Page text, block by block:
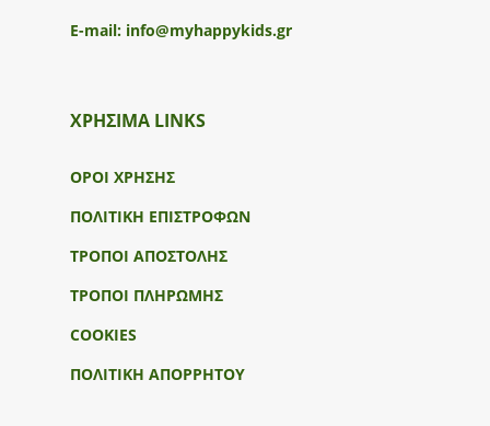
E-mail: info@myhappykids.gr
ΧΡΗΣΙΜΑ LINKS
ΟΡΟΙ ΧΡΗΣΗΣ
ΠΟΛΙΤΙΚΗ ΕΠΙΣΤΡΟΦΩΝ
ΤΡΟΠΟΙ ΑΠΟΣΤΟΛΗΣ
ΤΡΟΠΟΙ ΠΛΗΡΩΜΗΣ
COOKIES
ΠΟΛΙΤΙΚΗ ΑΠΟΡΡΗΤΟΥ